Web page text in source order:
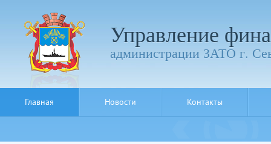
Управление
администрации ЗАТО г.
Главная Новости Контакты